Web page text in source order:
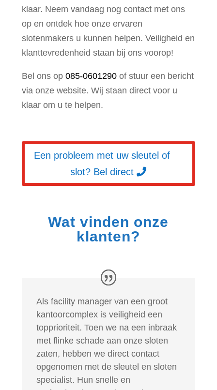
klaar. Neem vandaag nog contact met ons
op en ontdek hoe onze ervaren
slotenmakers u kunnen helpen. Veiligheid en
klanttevredenheid staan bij ons voorop!
Bel ons op 085-0601290of stuur een bericht
via onze website. Wij staan direct voor u
klaar om u te helpen.
Een probleem met uw sleutel of
slot? Bel direct
Wat vinden onze
klanten?
Als facility manager van een groot
kantoorcomplex is veiligheid een
topprioriteit. Toen we na een inbraak
met flinke schade aan onze sloten
zaten, hebben we direct contact
opgenomen met de sleutel en sloten
specialist. Hun snelle en